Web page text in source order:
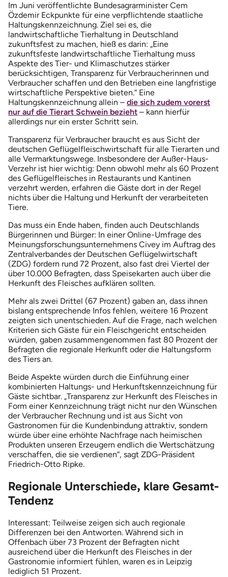
Im Juni veröffentlichte Bundesagrarminister Cem
Özdemir Eckpunkte für eine verpflichtende staatliche
Haltungskennzeichnung. Ziel sei es, die
landwirtschaftliche Tierhaltung in Deutschland
zukunftsfest zu machen, hieß es darin: „Eine
zukunftsfeste landwirtschaftliche Tierhaltung muss
Aspekte des Tier- und Klimaschutzes stärker
berücksichtigen, Transparenz für Verbraucherinnen und
Verbraucher schaffen und den Betrieben eine langfristige
wirtschaftliche Perspektive bieten.“ Eine
Haltungskennzeichnung allein – die sich zudem vorerst
nur auf die Tierart Schwein bezieht – kann hierfür
allerdings nur ein erster Schritt sein.
Transparenz für Verbraucher braucht es aus Sicht der
deutschen Geflügelfleischwirtschaft für alle Tierarten und
alle Vermarktungswege. Insbesondere der Außer-Haus-
Verzehr ist hier wichtig: Denn obwohl mehr als 60 Prozent
des Geflügelfleisches in Restaurants und Kantinen
verzehrt werden, erfahren die Gäste dort in der Regel
nichts über die Haltung und Herkunft der verarbeiteten
Tiere.
Das muss ein Ende haben, finden auch Deutschlands
Bürgerinnen und Bürger: In einer Online-Umfrage des
Meinungsforschungsunternehmens Civey im Auftrag des
Zentralverbandes der Deutschen Geflügelwirtschaft
(ZDG) fordern rund 72 Prozent, also fast drei Viertel der
über 10.000 Befragten, dass Speisekarten auch über die
Herkunft des Fleisches aufklären sollten.
Mehr als zwei Drittel (67 Prozent) gaben an, dass ihnen
bislang entsprechende Infos fehlen, weitere 16 Prozent
zeigten sich unentschieden. Auf die Frage, nach welchen
Kriterien sich Gäste für ein Fleischgericht entscheiden
würden, gaben zusammengenommen fast 80 Prozent der
Befragten die regionale Herkunft oder die Haltungsform
des Tiers an.
Beide Aspekte würden durch die Einführung einer
kombinierten Haltungs- und Herkunftskennzeichnung für
Gäste sichtbar. „Transparenz zur Herkunft des Fleisches in
Form einer Kennzeichnung trägt nicht nur den Wünschen
der Verbraucher Rechnung und ist aus Sicht von
Gastronomen für die Kundenbindung attraktiv, sondern
würde über eine erhöhte Nachfrage nach heimischen
Produkten unseren Erzeugern endlich die Wertschätzung
verschaffen, die sie verdienen“, sagt ZDG-Präsident
Friedrich-Otto Ripke.
Regionale Unterschiede, klare Gesamt-
Tendenz
Interessant: Teilweise zeigen sich auch regionale
Differenzen bei den Antworten. Während sich in
Offenbach über 73 Prozent der Befragten nicht
ausreichend über die Herkunft des Fleisches in der
Gastronomie informiert fühlen, waren es in Leipzig
lediglich 51 Prozent.